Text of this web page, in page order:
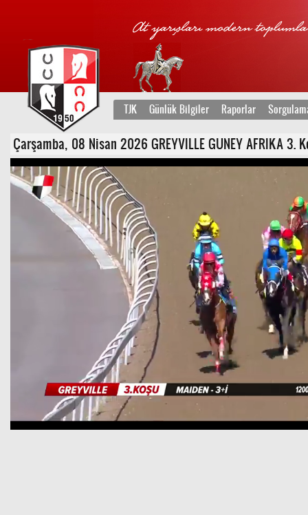
TJK Günlük Bilgiler Raporlar
Çarşamba, 08 Nisan 2026 GREYVILLE GUNEY AFRIKA 3.